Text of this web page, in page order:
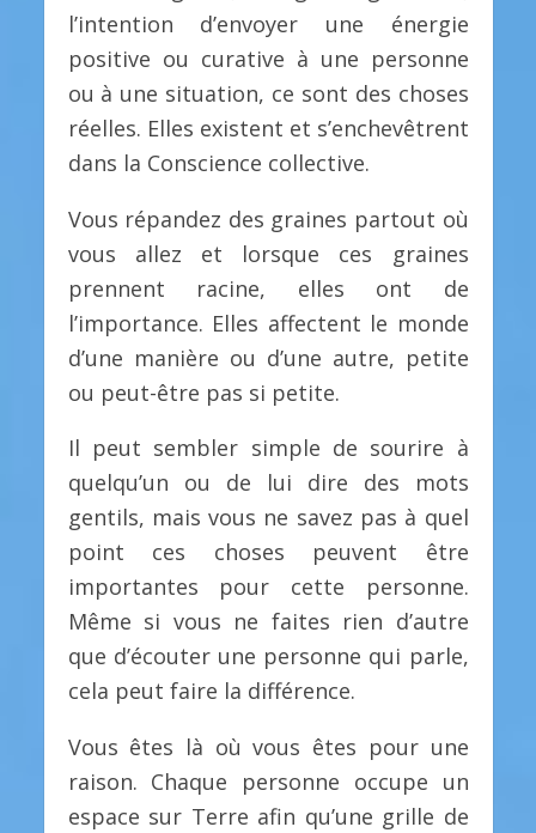
l’intention d’envoyer une énergie
positive ou curative à une personne
ou à une situation, ce sont des choses
réelles. Elles existent et s’enchevêtrent
dans la Conscience collective.
Vous répandez des graines partout où
vous allez et lorsque ces graines
prennent racine, elles ont de
l’importance. Elles affectent le monde
d’une manière ou d’une autre, petite
ou peut-être pas si petite.
Il peut sembler simple de sourire à
quelqu’un ou de lui dire des mots
gentils, mais vous ne savez pas à quel
point ces choses peuvent être
importantes pour cette personne.
Même si vous ne faites rien d’autre
que d’écouter une personne qui parle,
cela peut faire la différence.
Vous êtes là où vous êtes pour une
raison. Chaque personne occupe un
espace sur Terre afin qu’une grille de